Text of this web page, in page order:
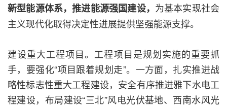
新型能源体系，推进能源强国建设， 为基本实现社会
主义现代化取得决定性进展提供坚强能源支撑。
建设重大工程项目。工程项目是规划实施的重要抓
手，要强化“项目跟着规划走”。一方面，扎实推进战
略性标志性重大工程建设，安全有序推进雅下水电工
程建设，布局建设“三北”风电光伏基地、西南水风光